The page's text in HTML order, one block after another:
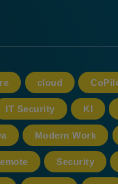
cloud
IT Security KI
Modern Work
Security